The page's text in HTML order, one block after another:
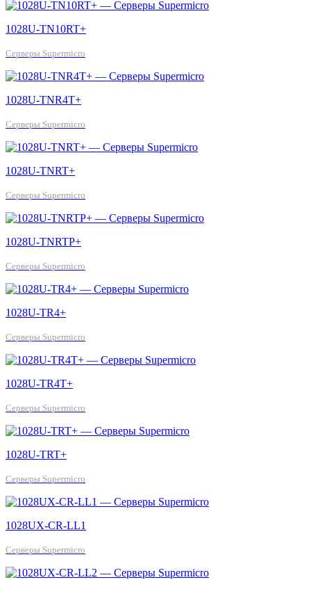
1028U-TN10RT+
Серверы Supermicro
1028U-TNR4T+
Серверы Supermicro
1028U-TNRT+
Серверы Supermicro
1028U-TNRTP+
Серверы Supermicro
1028U-TR4+
Серверы Supermicro
1028U-TR4T+
Серверы Supermicro
1028U-TRT+
Серверы Supermicro
1028UX-CR-LL1
Серверы Supermicro